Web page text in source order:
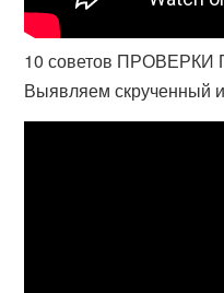
10 советов ПРОВЕРКИ
Выявляем скрученный